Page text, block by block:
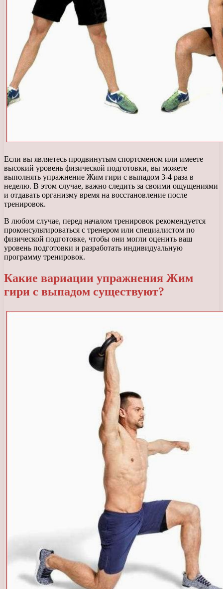
Если вы являетесь продвинутым спортсменом или имеете
высокий уровень физической подготовки, вы можете
выполнять упражнение Жим гири с выпадом 3-4 раза в
неделю. В этом случае, важно следить за своими ощущениями
и отдавать организму время на восстановление после
тренировок.
В любом случае, перед началом тренировок рекомендуется
проконсультироваться с тренером или специалистом по
физической подготовке, чтобы они могли оценить ваш
уровень подготовки и разработать индивидуальную
программу тренировок.
Какие вариации упражнения Жим
гири с выпадом существуют?